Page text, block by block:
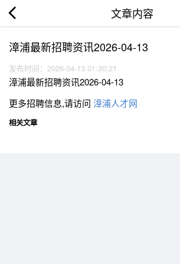
文章内容
漳浦最新招聘资讯2026-04-13
发布时间：2026-04-13 01:30:21
漳浦最新招聘资讯2026-04-13
更多招聘信息,请访问 漳浦人才网
相关文章